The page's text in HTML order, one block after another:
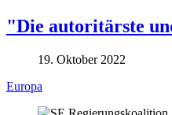
"Die autoritärste
19. Oktober 2022
Europa